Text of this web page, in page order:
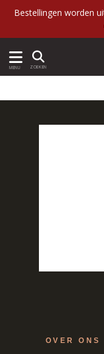
Bestellingen worden
MENU ZOEKEN
OVER ONS